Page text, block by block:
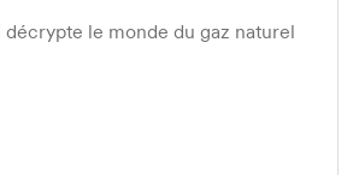
le monde du gaz naturel